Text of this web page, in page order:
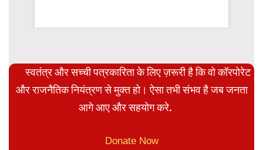
स्वतंत्र और सच्ची पत्रकारिता के लिए ज़रूरी है कि वो कॉरपोरेट
और राजनैतिक नियंत्रण से मुक्त हो। ऐसा तभी संभव है जब जनता
आगे आए और सहयोग करे.
Donate Now